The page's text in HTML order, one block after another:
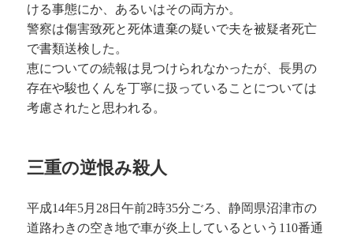
ける事態にか、あるいはその両方か。
警察は傷害致死と死体遺棄の疑いで夫を被疑者死亡
で書類送検した。
恵についての続報は見つけられなかったが、長男の
存在や駿也くんを丁寧に扱っていることについては
考慮されたと思われる。
三重の逆恨み殺人
平成14年5月28日午前2時35分ごろ、静岡県沼津市の
道路わきの空き地で車が炎上しているという110番通